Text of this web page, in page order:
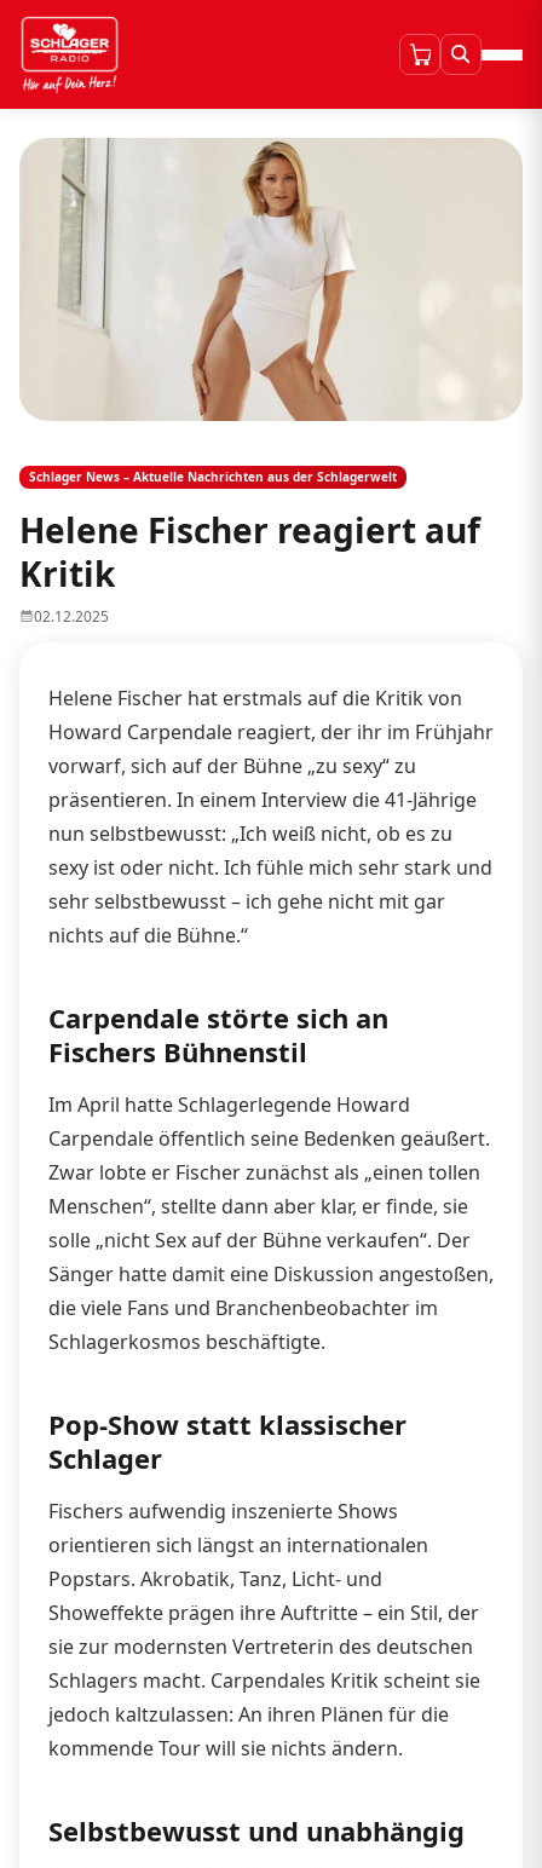
Schlager News – Aktuelle Nachrichten aus der Schlagerwelt
Helene Fischer reagiert auf
Kritik
02.12.2025
Helene Fischer hat erstmals auf die Kritik von
Howard Carpendale reagiert, der ihr im Frühjahr
vorwarf, sich auf der Bühne „zu sexy“ zu
präsentieren. In einem Interview die 41-Jährige
nun selbstbewusst: „Ich weiß nicht, ob es zu
sexy ist oder nicht. Ich fühle mich sehr stark und
sehr selbstbewusst – ich gehe nicht mit gar
nichts auf die Bühne.“
Carpendale störte sich an
Fischers Bühnenstil
Im April hatte Schlagerlegende Howard
Carpendale öffentlich seine Bedenken geäußert.
Zwar lobte er Fischer zunächst als „einen tollen
Menschen“, stellte dann aber klar, er finde, sie
solle „nicht Sex auf der Bühne verkaufen“. Der
Sänger hatte damit eine Diskussion angestoßen,
die viele Fans und Branchenbeobachter im
Schlagerkosmos beschäftigte.
Pop-Show statt klassischer
Schlager
Fischers aufwendig inszenierte Shows
orientieren sich längst an internationalen
Popstars. Akrobatik, Tanz, Licht- und
Showeffekte prägen ihre Auftritte – ein Stil, der
sie zur modernsten Vertreterin des deutschen
Schlagers macht. Carpendales Kritik scheint sie
jedoch kaltzulassen: An ihren Plänen für die
kommende Tour will sie nichts ändern.
Selbstbewusst und unabhängig